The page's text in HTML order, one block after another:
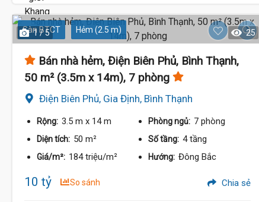
Sàn BTCT Hẻm (2.5 m)
1 / 5 25
Bán nhà hẻm, Điện Biên Phủ, Bình Thạnh,
50 m² (3.5m x 14m), 7 phòng
Điện Biên Phủ, Gia Định, Bình Thạnh
Rộng: 3.5 m x 14 m Phòng ngủ: 7 phòng
Diện tích: 50 m² Số tầng: 4 tầng
Giá/m²: 184 triệu/m² Hướng: Đông Bắc
10 tỷ So sánh Chia sẻ